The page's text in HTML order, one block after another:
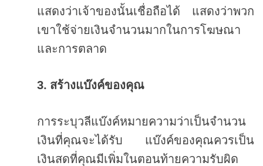
แสดงว่าเจ้าของนั้นเชื่อถือได้
แสดงว่าพวก
เขาใช้จ่ายเงินจำนวนมากในการโฆษณา
และการตลาด
3. สร้างแบ๊งค์ของคุณ
การระบุวลีแบ๊งค์หมายความว่าเป็นจำนวน
เงินที่คุณจะได้รับ
แบ๊งค์ของคุณควรเป็น
เงินสดที่คุณมีเพิ่มในตอนท้ายความรับผิด